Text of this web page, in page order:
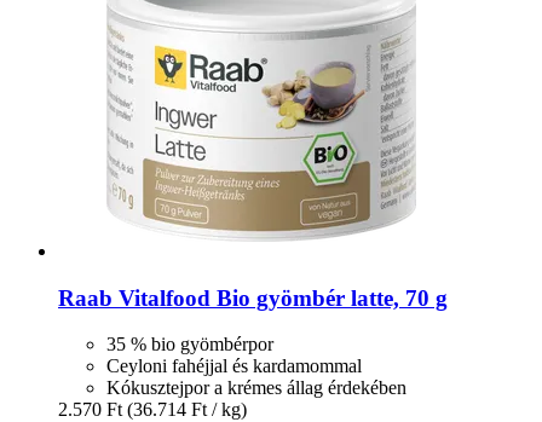
Raab Vitalfood Bio gyömbér latte, 70 g
35 % bio gyömbérpor
Ceyloni fahéjjal és kardamommal
Kókusztejpor a krémes állag érdekében
2.570 Ft (36.714 Ft / kg)